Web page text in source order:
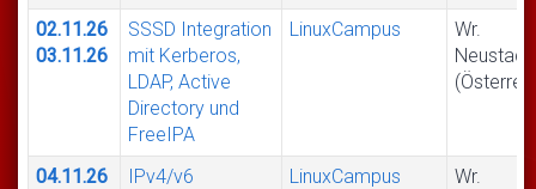
02.11.26
03.11.26
SSSD Integration
mit Kerberos,
LDAP, Active
Directory und
FreeIPA
LinuxCampus
Wr.
Neustadt
04.11.26
IPv4/v6
LinuxCampus
Wr.